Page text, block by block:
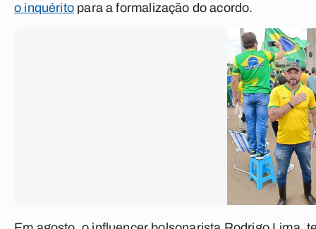
o inquéritopara a formalização do acordo.